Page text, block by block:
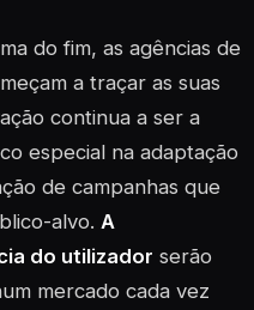
do fim, as agências de
a traçar as suas
continua a ser a
especial na adaptação
de campanhas que
alvo. A
do utilizador serão
mercado cada vez